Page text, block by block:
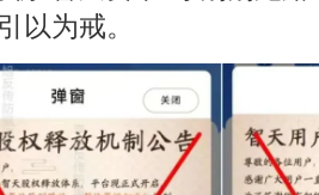
以为戒。